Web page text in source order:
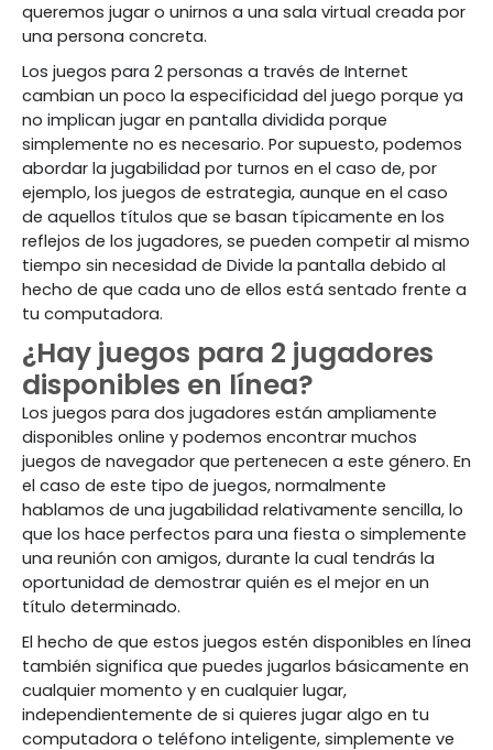
queremos jugar o unirnos a una sala virtual creada por
una persona concreta.
Los juegos para 2 personas a través de Internet
cambian un poco la especificidad del juego porque ya
no implican jugar en pantalla dividida porque
simplemente no es necesario. Por supuesto, podemos
abordar la jugabilidad por turnos en el caso de, por
ejemplo, los juegos de estrategia, aunque en el caso
de aquellos títulos que se basan típicamente en los
reflejos de los jugadores, se pueden competir al mismo
tiempo sin necesidad de Divide la pantalla debido al
hecho de que cada uno de ellos está sentado frente a
tu computadora.
¿Hay juegos para 2 jugadores
disponibles en línea?
Los juegos para dos jugadores están ampliamente
disponibles online y podemos encontrar muchos
juegos de navegador que pertenecen a este género. En
el caso de este tipo de juegos, normalmente
hablamos de una jugabilidad relativamente sencilla, lo
que los hace perfectos para una fiesta o simplemente
una reunión con amigos, durante la cual tendrás la
oportunidad de demostrar quién es el mejor en un
título determinado.
El hecho de que estos juegos estén disponibles en línea
también significa que puedes jugarlos básicamente en
cualquier momento y en cualquier lugar,
independientemente de si quieres jugar algo en tu
computadora o teléfono inteligente, simplemente ve